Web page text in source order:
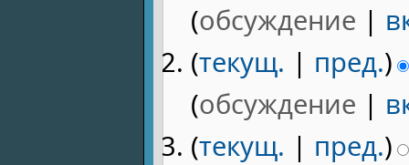
(обсуждение |
(текущ. | пред.)
(обсуждение |
(текущ. | пред.)